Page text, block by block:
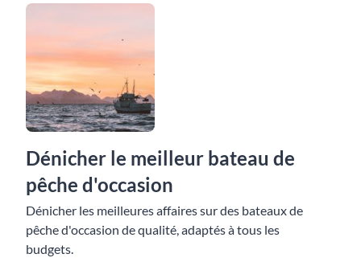
Dénicher le meilleur bateau de
pêche d'occasion
Dénicher les meilleures affaires sur des bateaux de
pêche d'occasion de qualité, adaptés à tous les
budgets.